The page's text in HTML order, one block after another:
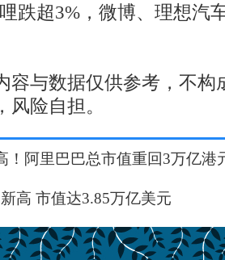
跌超3%，微博、理想汽
容与数据仅供参考，不构
险自担。
！阿里巴巴总市值重回3万亿港
高 市值达3.85万亿美元